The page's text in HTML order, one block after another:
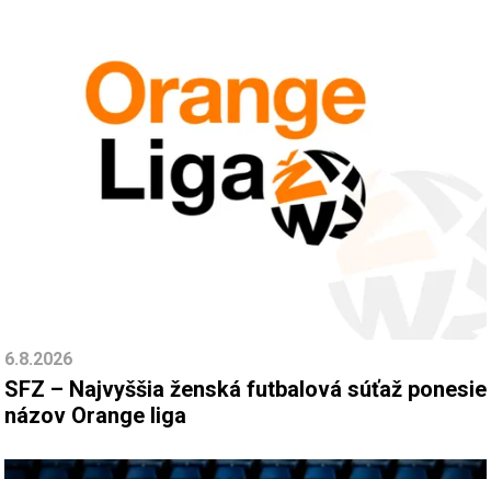
6.8.2026
SFZ – Najvyššia ženská futbalová súťaž ponesie
názov Orange liga